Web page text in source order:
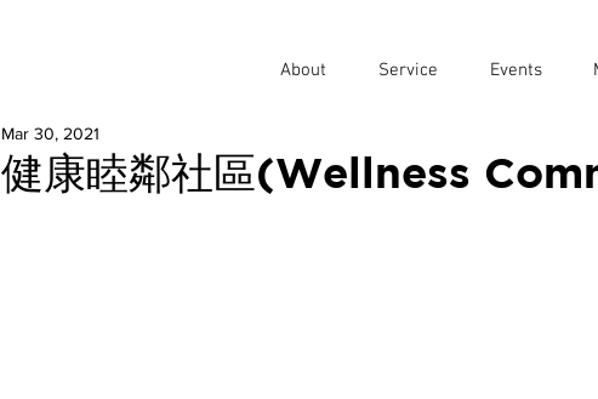
About Service Events
健康睦鄰社區(Wellness
Mar 30, 2021